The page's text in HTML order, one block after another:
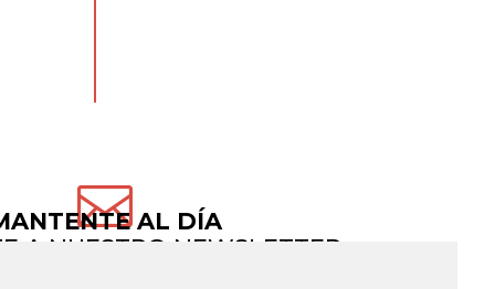
 AL DÍA
A NUESTRO NEWSLETTER